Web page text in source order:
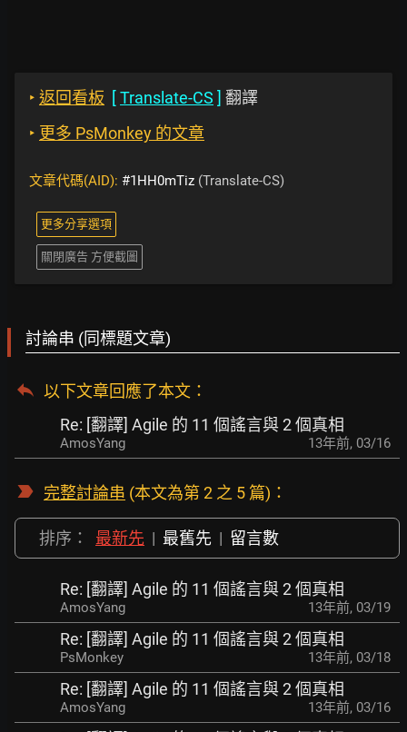
‣ 返回看板 [Translate-CS ] 翻譯
‣ 更多 PsMonkey 的文章
文章代碼(AID): #1HH0mTiz (Translate-CS)
更多分享選項
關閉廣告 方便截圖
討論串 (同標題文章)
以下文章回應了本文 ：
Re: [翻譯] Agile 的 11 個謠言與 2 個真相
AmosYang 13年前, 03/16
完整討論串 (本文為第 2 之 5 篇)：
排序： 最新先 | 最舊先 | 留言數
Re: [翻譯] Agile 的 11 個謠言與 2 個真相
AmosYang 13年前, 03/19
Re: [翻譯] Agile 的 11 個謠言與 2 個真相
PsMonkey 13年前, 03/18
Re: [翻譯] Agile 的 11 個謠言與 2 個真相
AmosYang 13年前, 03/16